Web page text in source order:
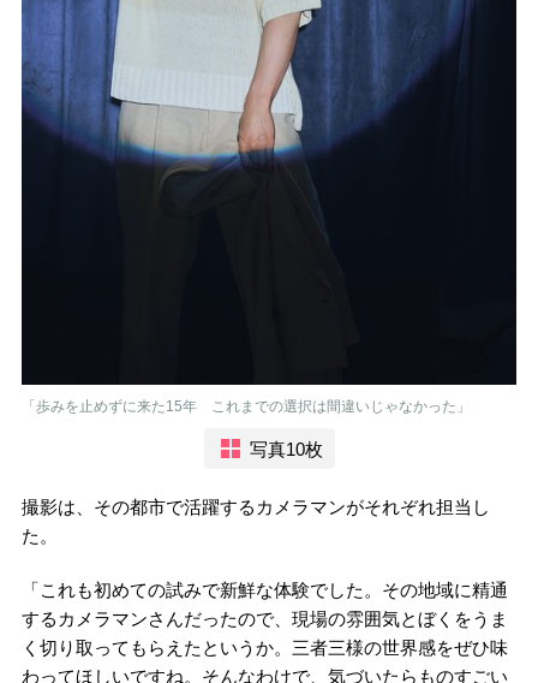
「歩みを止めずに来た15年 これまでの選択は間違いじゃなかった」
写真10枚
撮影は、その都市で活躍するカメラマンがそれぞれ担当し
た。
「これも初めての試みで新鮮な体験でした。その地域に精通
するカメラマンさんだったので、現場の雰囲気とぼくをうま
く切り取ってもらえたというか。三者三様の世界感をぜひ味
わってほしいですね。そんなわけで、気づいたらものすごい